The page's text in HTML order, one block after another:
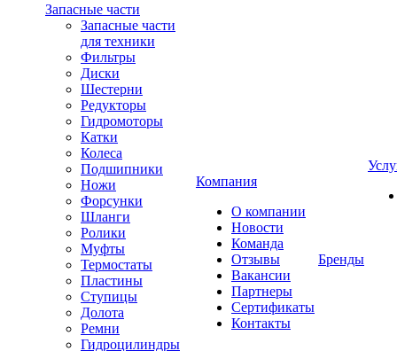
Запасные части
Запасные части
для техники
Фильтры
Диски
Шестерни
Редукторы
Гидромоторы
Катки
Колеса
Подшипники
Ножи
Форсунки
Шланги
Ролики
Муфты
Термостаты
Пластины
Ступицы
Долота
Ремни
Гидроцилиндры
Компания
О компании
Новости
Команда
Отзывы
Вакансии
Партнеры
Сертификаты
Контакты
Бренды